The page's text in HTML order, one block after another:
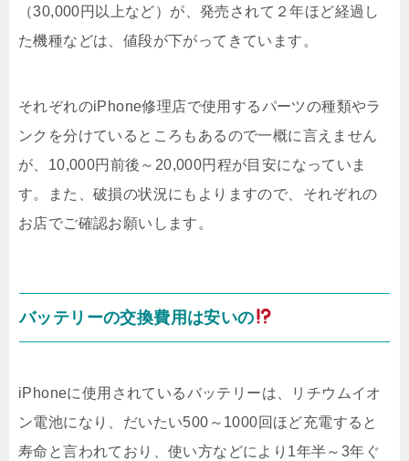
（30,000円以上など）が、発売されて２年ほど経過し
た機種などは、値段が下がってきています。
それぞれのiPhone修理店で使用するパーツの種類やラ
ンクを分けているところもあるので一概に言えません
が、10,000円前後～20,000円程が目安になっていま
す。また、破損の状況にもよりますので、それぞれの
お店でご確認お願いします。
バッテリーの交換費用は安いの
iPhoneに使用されているバッテリーは、リチウムイオ
ン電池になり、だいたい500～1000回ほど充電すると
寿命と言われており、使い方などにより1年半～3年ぐ